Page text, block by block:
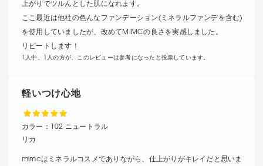
上がりでツルんとした肌になれます。
ここ最近は他社の色んなファンデーション(ミネラルファンデを含む)
を使用していましたが、改めてMIMCの良さを実感しました。
リピートします！
1人中、1人の方が、このレビューは参考になったと投票しています。
軽いつけ心地
リカ
カラー： 102 ニュートラル
mimcはミネラルコスメでありながら、仕上がりがキレイだと思いま